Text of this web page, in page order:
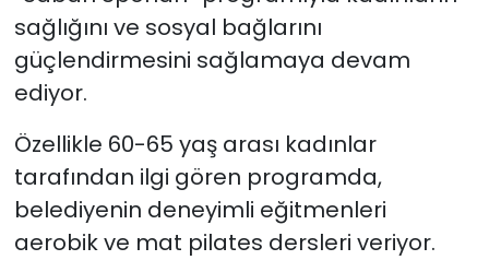
sağlığını ve sosyal bağlarını
güçlendirmesini sağlamaya devam
ediyor.
Özellikle 60-65 yaş arası kadınlar
tarafından ilgi gören programda,
belediyenin deneyimli eğitmenleri
aerobik ve mat pilates dersleri veriyor.